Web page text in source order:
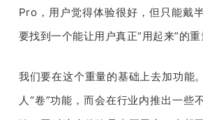
Pro ，用户觉得体验很好，但只能戴
要找到一个能让用户真正“用起来”的重
我们要在这个重量的基础上去加功能
人“卷”功能，而会在行业内推出一些